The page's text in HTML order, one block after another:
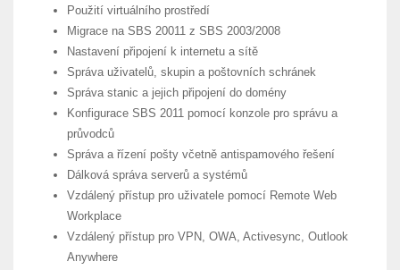
Použití virtuálního prostředí
Migrace na SBS 20011 z SBS 2003/2008
Nastavení připojení k internetu a sítě
Správa uživatelů, skupin a poštovních schránek
Správa stanic a jejich připojení do domény
Konfigurace SBS 2011 pomocí konzole pro správu a
průvodců
Správa a řízení pošty včetně antispamového řešení
Dálková správa serverů a systémů
Vzdálený přístup pro uživatele pomocí Remote Web
Workplace
Vzdálený přístup pro VPN, OWA, Activesync, Outlook
Anywhere